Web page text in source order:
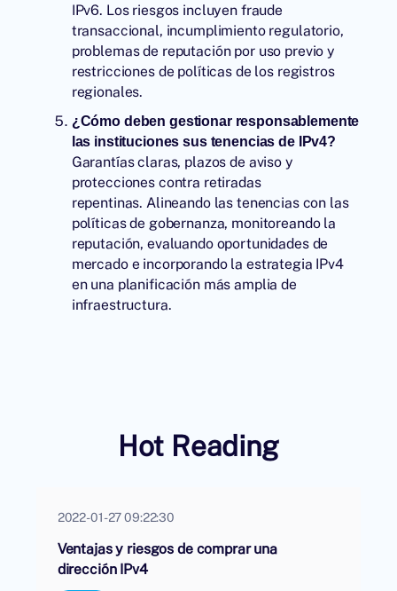
IPv6. Los riesgos incluyen fraude
transaccional, incumplimiento regulatorio,
problemas de reputación por uso previo y
restricciones de políticas de los registros
regionales.
¿Cómo deben gestionar responsablemente
las instituciones sus tenencias de IPv4?
Garantías claras, plazos de aviso y
protecciones contra retiradas
repentinas. Alineando las tenencias con las
políticas de gobernanza, monitoreando la
reputación, evaluando oportunidades de
mercado e incorporando la estrategia IPv4
en una planificación más amplia de
infraestructura.
Hot Reading
2022-01-27 09:22:30
Ventajas y riesgos de comprar una
dirección IPv4